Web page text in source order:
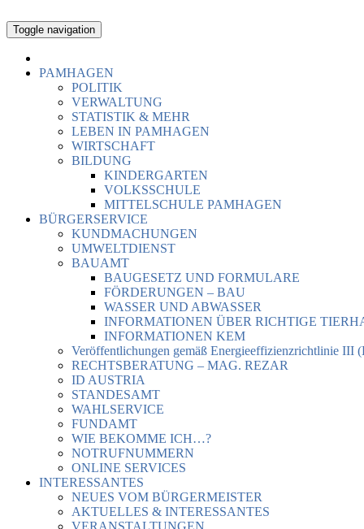
Toggle navigation
PAMHAGEN
POLITIK
VERWALTUNG
STATISTIK & MEHR
LEBEN IN PAMHAGEN
WIRTSCHAFT
BILDUNG
KINDERGARTEN
VOLKSSCHULE
MITTELSCHULE PAMHAGEN
BÜRGERSERVICE
KUNDMACHUNGEN
UMWELTDIENST
BAUAMT
BAUGESETZ UND FORMULARE
FÖRDERUNGEN – BAU
WASSER UND ABWASSER
INFORMATIONEN ÜBER RICHTIGE
INFORMATIONEN KEM
Veröffentlichungen gemäß Energieeffizienzrichtlinie III
RECHTSBERATUNG – MAG. REZAR
ID AUSTRIA
STANDESAMT
WAHLSERVICE
FUNDAMT
WIE BEKOMME ICH…?
NOTRUFNUMMERN
ONLINE SERVICES
INTERESSANTES
NEUES VOM BÜRGERMEISTER
AKTUELLES & INTERESSANTES
VERANSTALTUNGEN